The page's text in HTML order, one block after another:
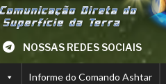
NOSSAS REDES SOCIAIS
Informe do Comando Ashtar